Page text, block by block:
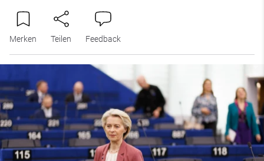
Merken Teilen Feedback